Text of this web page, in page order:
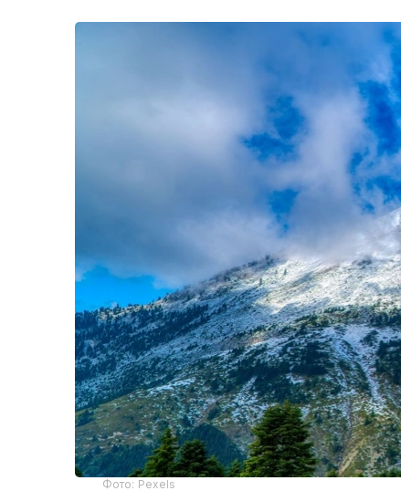
Фото: Pexels